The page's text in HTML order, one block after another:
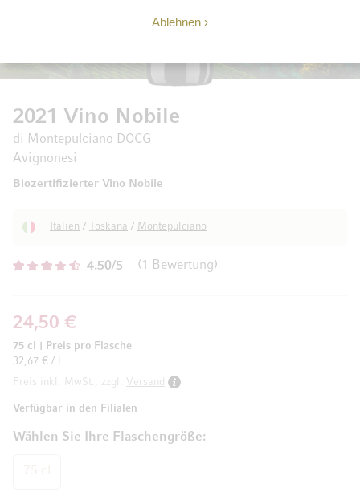
Ablehnen
4.50/5 1 Bewertung
2021 Vino Nobile
di Montepulciano DOCG
Avignonesi
Biozertifizierter Vino Nobile
Italien / Toskana / Montepulciano
Wählen Sie Ihre Flaschengröße
24,50 €
75 cl
Preis pro Flasche
32,67 € / l
Preis inkl. MwSt., zzgl.
Versand
Verfügbar in den Filialen